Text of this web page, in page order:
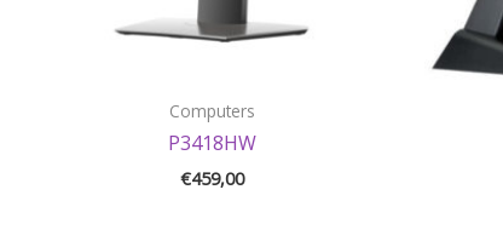
Computers
P3418HW
€459,00